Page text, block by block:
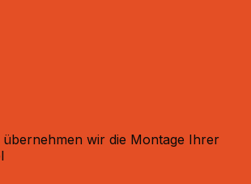
übernehmen wir die Montage Ihrer